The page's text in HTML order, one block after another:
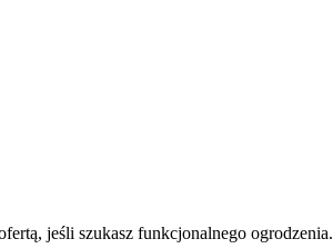
jeśli szukasz funkcjonalnego ogrodzenia.